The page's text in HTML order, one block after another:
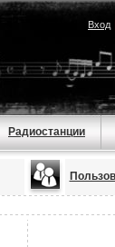
Вход|
Радиостанции